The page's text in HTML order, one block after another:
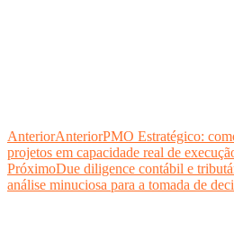
AnteriorAnteriorPMO Estratégico:
projetos em capacidade real de
PróximoDue diligence contábil e
análise minuciosa para a tomada de